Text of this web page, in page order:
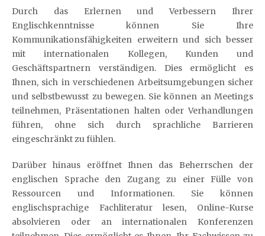
Durch das Erlernen und Verbessern Ihrer
Englischkenntnisse können Sie Ihre
Kommunikationsfähigkeiten erweitern und sich besser
mit internationalen Kollegen, Kunden und
Geschäftspartnern verständigen. Dies ermöglicht es
Ihnen, sich in verschiedenen Arbeitsumgebungen sicher
und selbstbewusst zu bewegen. Sie können an Meetings
teilnehmen, Präsentationen halten oder Verhandlungen
führen, ohne sich durch sprachliche Barrieren
eingeschränkt zu fühlen.
Darüber hinaus eröffnet Ihnen das Beherrschen der
englischen Sprache den Zugang zu einer Fülle von
Ressourcen und Informationen. Sie können
englischsprachige Fachliteratur lesen, Online-Kurse
absolvieren oder an internationalen Konferenzen